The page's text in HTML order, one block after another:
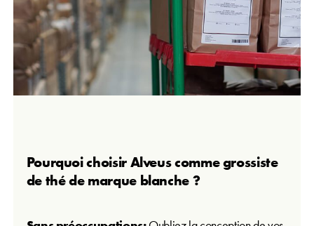
Pourquoi choisir Alveus comme grossiste
de thé de marque blanche ?